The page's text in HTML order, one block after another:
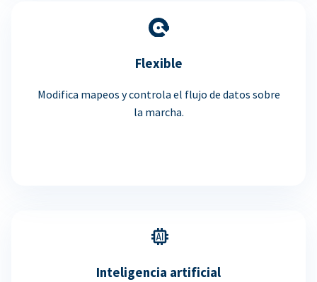
Flexible
Modifica mapeos y controla el flujo de datos sobre
la marcha.
Inteligencia artificial